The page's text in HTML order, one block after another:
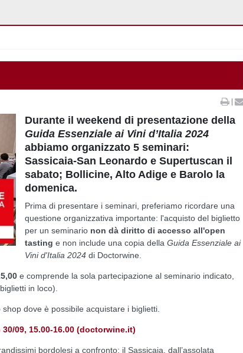
|
Durante il weekend di presentazione della
Guida Essenziale ai Vini d’Italia 2024
abbiamo organizzato 5 seminari:
Sassicaia-San Leonardo e Supertuscan il
sabato; Bollicine, Alto Adige e Barolo la
domenica.
Prima di presentare i seminari, preferiamo ricordare una
questione organizzativa importante: l'acquisto del biglietto
per un seminario non dà diritto di accesso all'open
tasting e non include una copia dellaGuida Essenziale ai
Vini d'Italia 2024 di Doctorwine.
e comprende la sola partecipazione al seminario indicato,
in loco).
dove è possibile acquistare i biglietti.
09, 15.00-16.00 (doctorwine.it)
bordolesi a confronto: il Sassicaia, dall’assolata